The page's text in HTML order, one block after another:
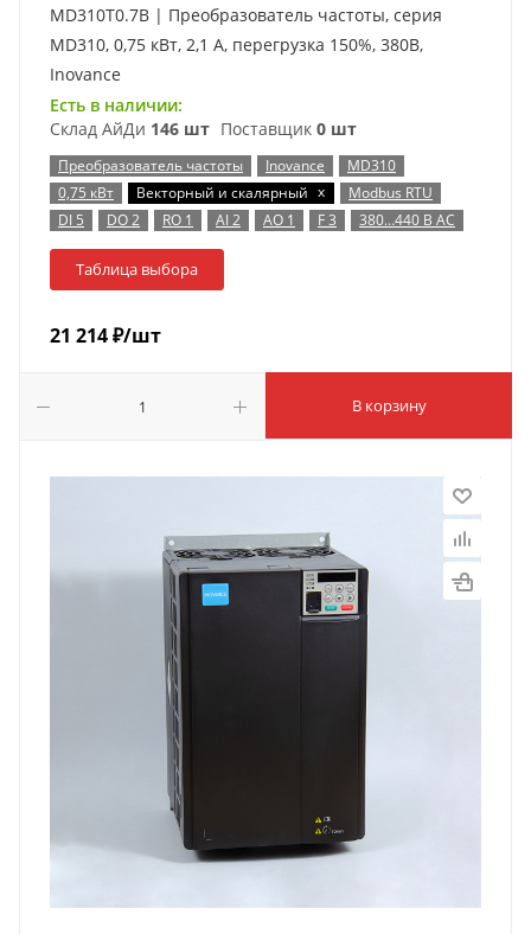
MD310T0.7B | Преобразователь частоты, серия
MD310, 0,75 кВт, 2,1 А, перегрузка 150%, 380B,
Inovance
Есть в наличии:
Склад АйДи 146 шт Поставщик 0 шт
Преобразователь частоты Inovance
MD310
0,75 кВт
Векторный и скалярный x
Modbus RTU
DI 5
DO 2 RO 1 AI 2 AO 1 F 3 380…440 В AC
Таблица выбора
21 214₽/шт
В корзину